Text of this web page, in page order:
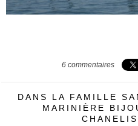
6 commentaires
DANS LA FAMILLE
MARINIÈRE